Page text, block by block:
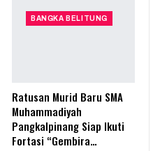
BANGKA BELITUNG
Ratusan Murid Baru SMA
Muhammadiyah
Pangkalpinang Siap Ikuti
Fortasi “Gembira…